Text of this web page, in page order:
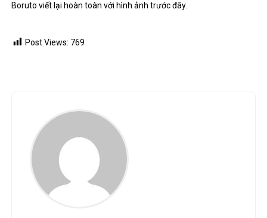
Boruto viết lại hoàn toàn với hình ảnh trước đây.
Post Views: 769